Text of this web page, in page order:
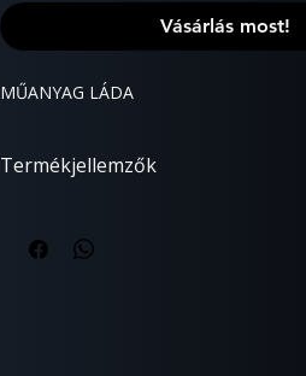
Vásárlás most!
MŰANYAG LÁDA
Termékjellemzők
MÉRETEK